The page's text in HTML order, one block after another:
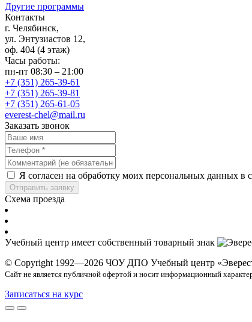
Другие программы
Контакты
г. Челябинск,
ул. Энтузиастов 12,
оф. 404 (4 этаж)
Часы работы:
пн-пт 08:30 – 21:00
+7 (351) 265-39-61
+7 (351) 265-39-81
+7 (351) 265-61-05
everest-chel@mail.ru
Заказать звонок
Я согласен на обработку моих персональных данных в
Отправить заявку
Схема проезда
Учебный центр имеет собственный товарный знак
© Copyright 1992—2026 ЧОУ ДПО Учебный центр
Сайт не является публичной офертой и носит информационный
Записаться на курс